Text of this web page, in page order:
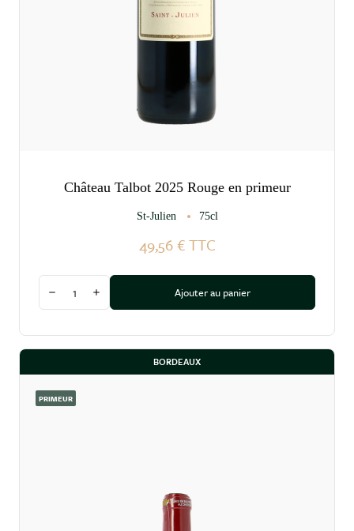
Château Talbot 2025 Rouge en primeur
St-Julien 75cl
49,56 € TTC
Diminuer la quantité
Augmenter la quantitéAjouter au panier
BORDEAUX
PRIMEUR